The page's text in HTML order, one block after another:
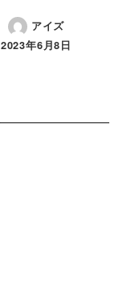
アイズ
2023年6月8日